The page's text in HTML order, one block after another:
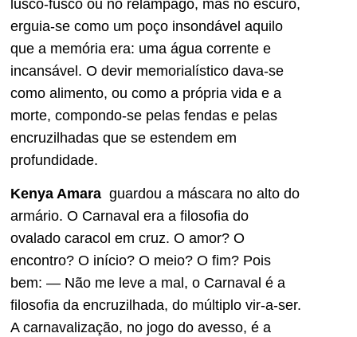
lusco-fusco ou no relâmpago, mas no escuro,
erguia-se como um poço insondável aquilo
que a memória era: uma água corrente e
incansável. O devir memorialístico dava-se
como alimento, ou como a própria vida e a
morte, compondo-se pelas fendas e pelas
encruzilhadas que se estendem em
profundidade.
Kenya Amara guardou a máscara no alto do
armário. O Carnaval era a filosofia do
ovalado caracol em cruz. O amor? O
encontro? O início? O meio? O fim? Pois
bem: — Não me leve a mal, o Carnaval é a
filosofia da encruzilhada, do múltiplo vir-a-ser.
A carnavalização, no jogo do avesso, é a